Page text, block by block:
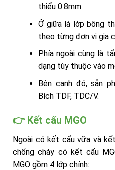
thiểu 0.8mm
Ở giữa là lớp bông
theo từng đơn vị gia
Phía ngoài cùng là
dạng tùy thuộc vào
Bên cạnh đó, sản
Bích TDF, TDC/V.
👉 Kết cấu MGO
Ngoài có kết cấu vữa và
chống cháy có kết cấu
MGO gồm 4 lớp chính: